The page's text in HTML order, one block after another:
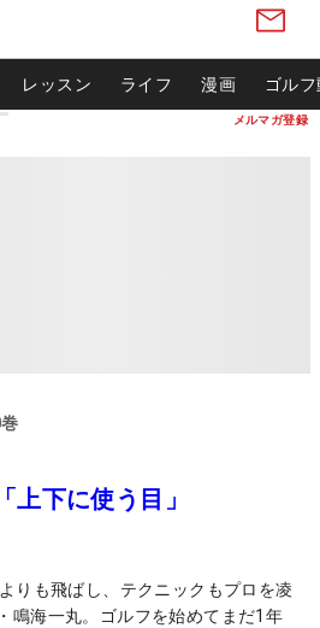
メルマガ登録
レッスン ライフ 漫画 ゴル
上下に使う目」
りも飛ばし、テクニックもプロを凌
鳴海一丸。ゴルフを始めてまだ1年